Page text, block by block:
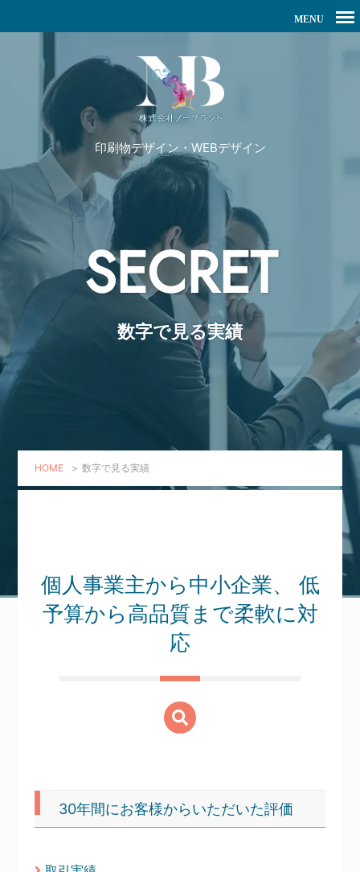
印刷物デザイン・WEBデザイン
SECRET
数字で見る実績
HOME > 数字で見る実績
個人事業主から中小企業、
低
予算から高品質まで柔軟に対
応
30年間にお客様からいただいた評価